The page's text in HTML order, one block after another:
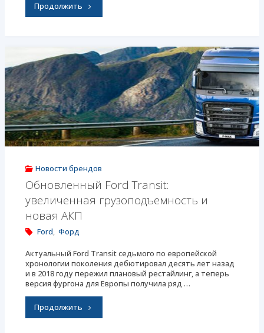
Продолжить"Обновленный
Transit
для
Китая
получил
передок
стиле
пикапа
Новости брендов
Обновленный Ford Transit:
увеличенная грузоподъемность и
новая АКП
Ford, Форд
Актуальный Ford Transit седьмого по европейской
хронологии поколения дебютировал десять лет назад
и в 2018 году пережил плановый рестайлинг, а теперь
версия фургона для Европы получила ряд …
Продолжить"Обновленный